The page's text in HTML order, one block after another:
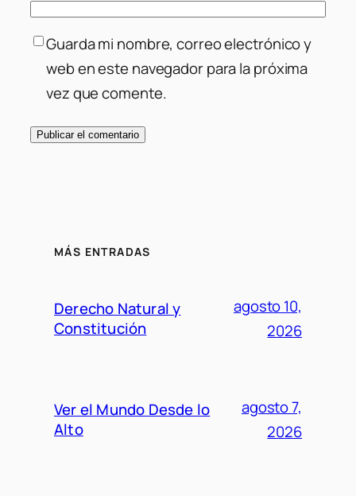
Guarda mi nombre, correo electrónico y
web en este navegador para la próxima
vez que comente.
MÁS ENTRADAS
Derecho Natural y
Constitución
agosto 10,
2026
Ver el Mundo Desde lo
Alto
agosto 7,
2026